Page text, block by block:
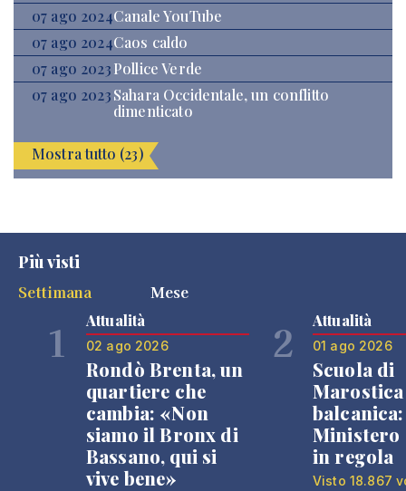
07 ago 2024Canale YouTube
07 ago 2024Caos caldo
07 ago 2023Pollice Verde
07 ago 2023Sahara Occidentale, un conflitto
dimenticato
Mostra tutto (23)
Più visti
Settimana
Mese
1 Attualità
02 ago 2026
Rondò Brenta, un
quartiere che
cambia: «Non
siamo il Bronx di
Bassano, qui si
vive bene»
2 Attualità
01 ago 2026
Scuola di
Ministero
in regola
Visto 18.867